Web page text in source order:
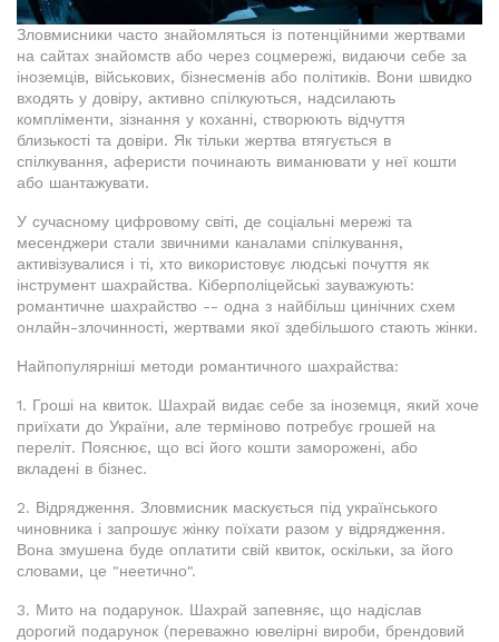
Зловмисники часто знайомляться із потенційними жертвами
на сайтах знайомств або через соцмережі, видаючи себе за
іноземців, військових, бізнесменів або політиків. Вони швидко
входять у довіру, активно спілкуються, надсилають
компліменти, зізнання у коханні, створюють відчуття
близькості та довіри. Як тільки жертва втягується в
спілкування, аферисти починають виманювати у неї кошти
або шантажувати.
У сучасному цифровому світі, де соціальні мережі та
месенджери стали звичними каналами спілкування,
активізувалися і ті, хто використовує людські почуття як
інструмент шахрайства. Кіберполіцейські зауважують:
романтичне шахрайство -- одна з найбільш цинічних схем
онлайн-злочинності, жертвами якої здебільшого стають жінки.
Найпопулярніші методи романтичного шахрайства:
1. Гроші на квиток. Шахрай видає себе за іноземця, який хоче
приїхати до України, але терміново потребує грошей на
переліт. Пояснює, що всі його кошти заморожені, або
вкладені в бізнес.
2. Відрядження. Зловмисник маскується під українського
чиновника і запрошує жінку поїхати разом у відрядження.
Вона змушена буде оплатити свій квиток, оскільки, за його
словами, це "неетично".
3. Мито на подарунок. Шахрай запевняє, що надіслав
дорогий подарунок (переважно ювелірні вироби, брендовий